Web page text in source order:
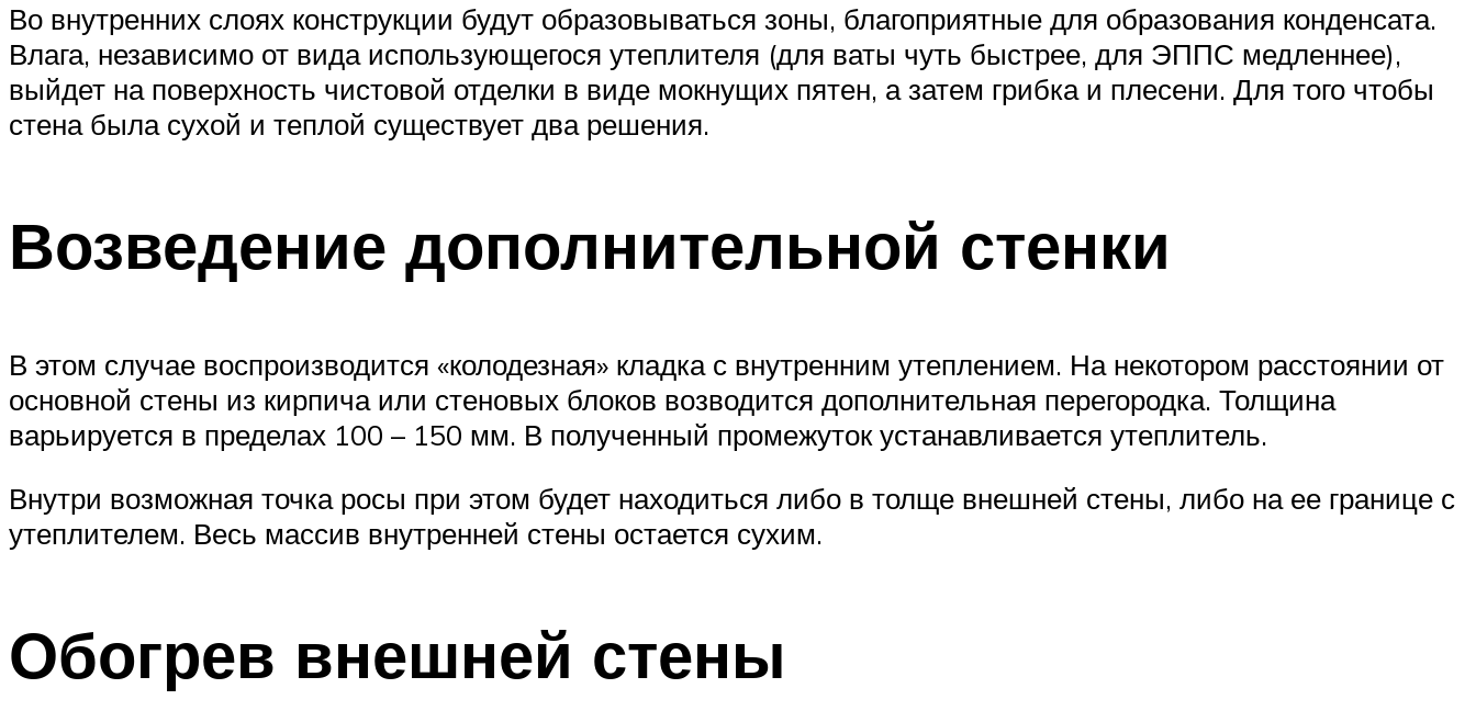
Во внутренних слоях конструкции будут образовываться зоны, благоприятные для образования конденсата.
Влага, независимо от вида использующегося утеплителя (для ваты чуть быстрее, для ЭППС медленнее),
выйдет на поверхность чистовой отделки в виде мокнущих пятен, а затем грибка и плесени. Для того чтобы
стена была сухой и теплой существует два решения.
Возведение дополнительной стенки
В этом случае воспроизводится «колодезная» кладка с внутренним утеплением. На некотором расстоянии от
основной стены из кирпича или стеновых блоков возводится дополнительная перегородка. Толщина
варьируется в пределах 100 – 150 мм. В полученный промежуток устанавливается утеплитель.
Внутри возможная точка росы при этом будет находиться либо в толще внешней стены, либо на ее границе с
утеплителем. Весь массив внутренней стены остается сухим.
Обогрев внешней стены